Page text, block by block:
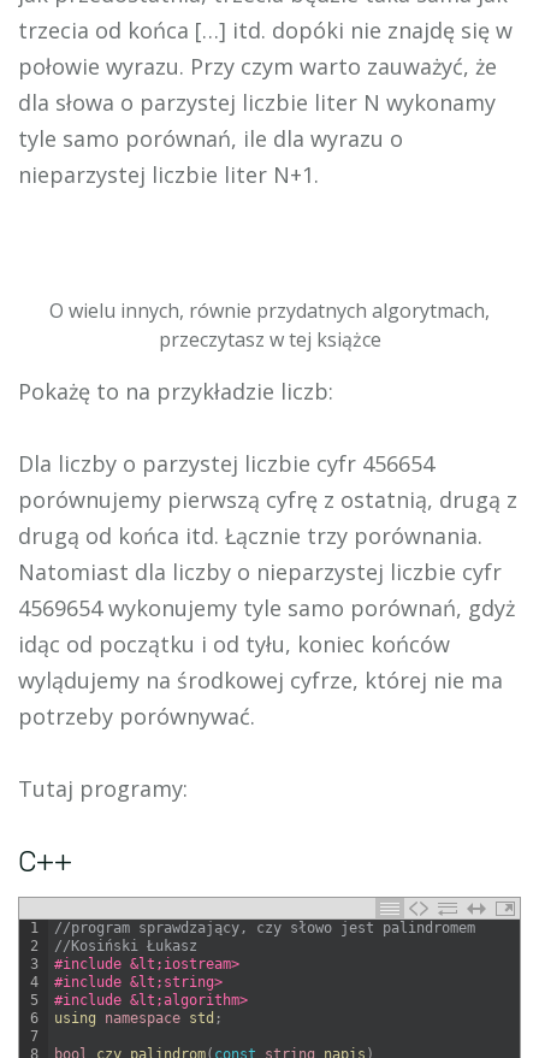
trzecia od końca […] itd. dopóki nie znajdę się w
połowie wyrazu. Przy czym warto zauważyć, że
dla słowa o parzystej liczbie liter N wykonamy
tyle samo porównań, ile dla wyrazu o
nieparzystej liczbie liter N+1.
O wielu innych, równie przydatnych algorytmach,
przeczytasz w tej książce
Pokażę to na przykładzie liczb:
Dla liczby o parzystej liczbie cyfr 456654
porównujemy pierwszą cyfrę z ostatnią, drugą z
drugą od końca itd. Łącznie trzy porównania.
Natomiast dla liczby o nieparzystej liczbie cyfr
4569654 wykonujemy tyle samo porównań, gdyż
idąc od początku i od tyłu, koniec końców
wylądujemy na środkowej cyfrze, której nie ma
potrzeby porównywać.
Tutaj programy:
C++
1
2
3
4
5
6
7
8
//program sprawdzający, czy słowo jest palindromem
//Kosiński Łukasz
#include &lt;iostream>
#include &lt;string>
#include &lt;algorithm>
using namespace std ;
bool czy_palindrom( const string napis )